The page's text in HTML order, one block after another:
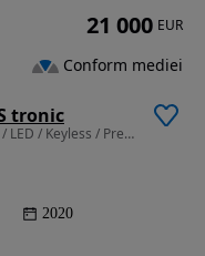
tronic
1968 cm3 • 204 CP • Audi A6 40 tdi s-tronic / LED / Keyless / Pre Sense / Pilot
2020
21 000 EUR
Conform mediei